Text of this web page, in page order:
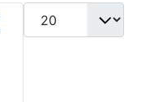
Qtd. a exibir